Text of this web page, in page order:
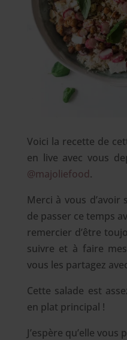
Voici la recette de
en live avec vous
@majoliefood.
Merci à vous d’avoir
de passer ce temps
remercier d’être
suivre et à faire
vous les partagez
Cette salade est
en plat principal !
J’espère qu’elle